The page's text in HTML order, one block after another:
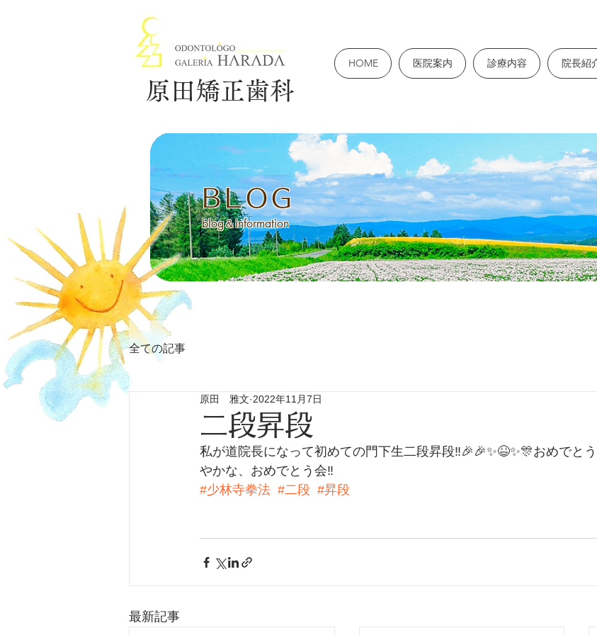
原田矯正歯科
HOME 医院案内 診療内容 院長紹
BLOG
blog＆information
全ての記事
二段昇段
原田 雅文 2022年11月7日
私が道院長になって初めての門下生二段昇段‼️🎉🎉✨😆✨🎊おめでと
やかな、おめでとう会‼️
#少林寺拳法 #二段 #昇段
最新記事